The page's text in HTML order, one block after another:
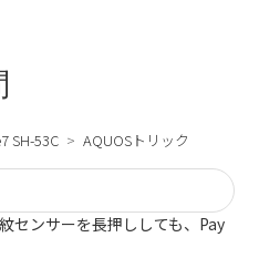
SH-53C AQUOSトリック
センサーを長押ししても、Pay